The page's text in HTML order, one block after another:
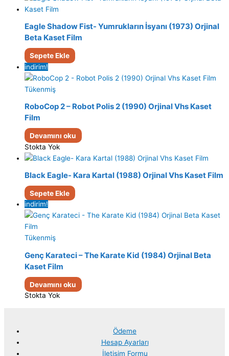
Eagle Shadow Fist- Yumrukların İsyanı (1973) Orjinal
Beta Kaset Film
Sepete Ekle
indirim!
Tükenmiş
RoboCop 2 – Robot Polis 2 (1990) Orjinal Vhs Kaset
Film
Devamını oku
Stokta Yok
Black Eagle- Kara Kartal (1988) Orjinal Vhs Kaset Film
Sepete Ekle
indirim!
Tükenmiş
Genç Karateci – The Karate Kid (1984) Orjinal Beta
Kaset Film
Devamını oku
Stokta Yok
Ödeme
Hesap Ayarları
İletişim Formu